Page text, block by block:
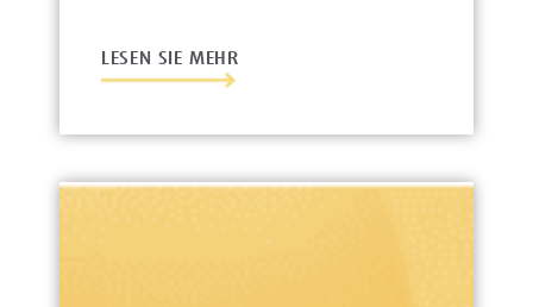
LESEN SIE MEHR